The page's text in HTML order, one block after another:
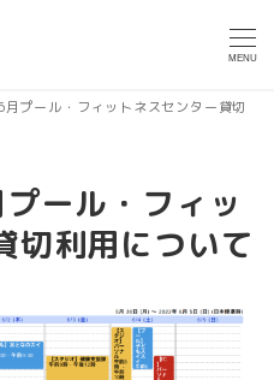
MENU
月プール・フィットネスセンター貸切
ール・フィッ
切利用について